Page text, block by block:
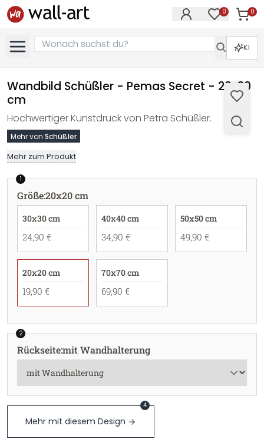
0 0
KI
Wandbild Schüßler - Pemas Secret - 20x20
cm
Hochwertiger Kunstdruck von Petra Schüßler.
Mehr von Schüßler
Mehr zum Produkt
1
Größe:20x20 cm
30x30 cm
24,90 €
40x40 cm
34,90 €
50x50 cm
49,90 €
20x20 cm
19,90 €
70x70 cm
69,90 €
2
Rückseite:mit Wandhalterung
Mehr mit diesem Design
4